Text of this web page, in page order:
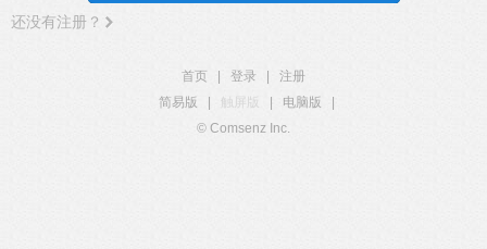
还没有注册？
首页 登录
注册
简易版
触屏版 电脑版
© Comsenz Inc.